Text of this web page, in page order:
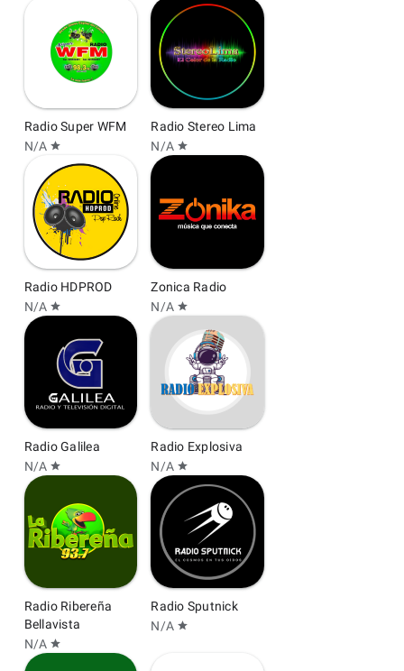
Radio Super WFM
N/A star
Radio Stereo Lima
N/A star
Radio HDPROD
N/A star
Zonica Radio
N/A star
Radio Galilea
N/A star
Radio Explosiva
N/A star
Radio Ribereña
Bellavista
N/A star
Radio Sputnick
N/A star